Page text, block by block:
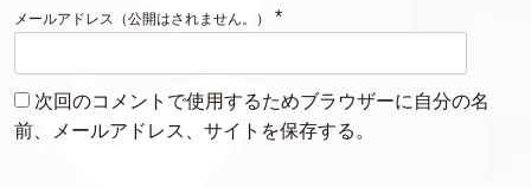
メールアドレス（公開はされません。） *
次回のコメントで使用するためブラウザーに自分の名
前、メールアドレス、サイトを保存する。